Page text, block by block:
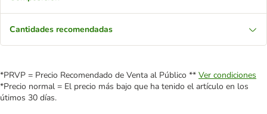
Cantidades recomendadas
*PRVP = Precio Recomendado de Venta al Público ** Ver condiciones
*Precio normal = El precio más bajo que ha tenido el artículo en los
útimos 30 días.